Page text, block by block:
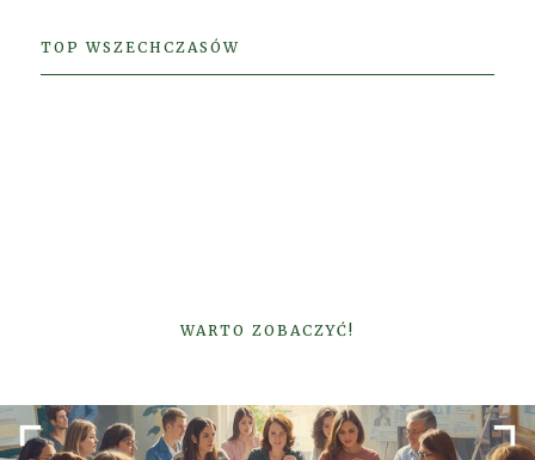
TOP WSZECHCZASÓW
WARTO ZOBACZYĆ!